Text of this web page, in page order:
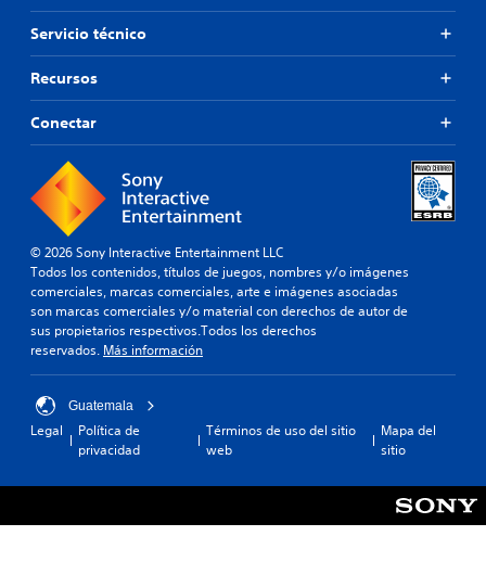
Servicio técnico
Recursos
Conectar
© 2026 Sony Interactive Entertainment LLC
Todos los contenidos, títulos de juegos, nombres y/o imágenes
comerciales, marcas comerciales, arte e imágenes asociadas
son marcas comerciales y/o material con derechos de autor de
sus propietarios respectivos.Todos los derechos
reservados. Más información
Guatemala
Legal
Política de
privacidad
Términos de uso del sitio
web
Mapa del
sitio